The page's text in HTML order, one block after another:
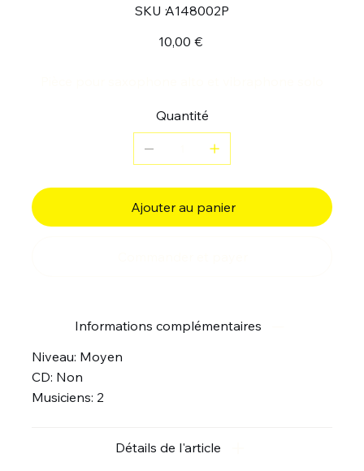
SKU :SKU
A148002P
A148002P
10,00 €
Quantité
Ajouter au panier
Informations complémentaires
Niveau: Moyen
CD: Non
Musiciens: 2
Détails de l'article